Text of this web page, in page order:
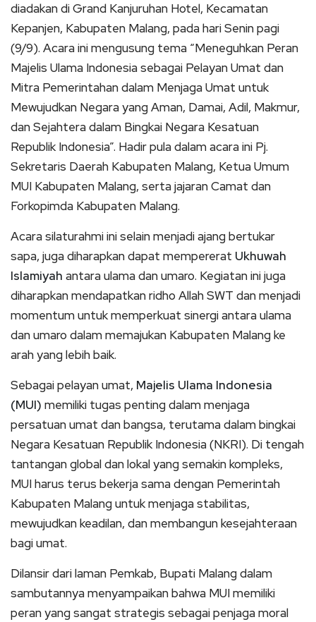
diadakan di Grand Kanjuruhan Hotel, Kecamatan
Kepanjen, Kabupaten Malang, pada hari Senin pagi
(9/9). Acara ini mengusung tema “Meneguhkan Peran
Majelis Ulama Indonesia sebagai Pelayan Umat dan
Mitra Pemerintahan dalam Menjaga Umat untuk
Mewujudkan Negara yang Aman, Damai, Adil, Makmur,
dan Sejahtera dalam Bingkai Negara Kesatuan
Republik Indonesia”. Hadir pula dalam acara ini Pj.
Sekretaris Daerah Kabupaten Malang, Ketua Umum
MUI Kabupaten Malang, serta jajaran Camat dan
Forkopimda Kabupaten Malang.
Acara silaturahmi ini selain menjadi ajang bertukar
sapa, juga diharapkan dapat mempererat Ukhuwah
Islamiyah antara ulama dan umaro. Kegiatan ini juga
diharapkan mendapatkan ridho Allah SWT dan menjadi
momentum untuk memperkuat sinergi antara ulama
dan umaro dalam memajukan Kabupaten Malang ke
arah yang lebih baik.
Sebagai pelayan umat, Majelis Ulama Indonesia
(MUI) memiliki tugas penting dalam menjaga
persatuan umat dan bangsa, terutama dalam bingkai
Negara Kesatuan Republik Indonesia (NKRI). Di tengah
tantangan global dan lokal yang semakin kompleks,
MUI harus terus bekerja sama dengan Pemerintah
Kabupaten Malang untuk menjaga stabilitas,
mewujudkan keadilan, dan membangun kesejahteraan
bagi umat.
Dilansir dari laman Pemkab, Bupati Malang dalam
sambutannya menyampaikan bahwa MUI memiliki
peran yang sangat strategis sebagai penjaga moral